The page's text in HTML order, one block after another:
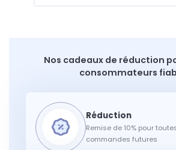
Nos cadeaux de réduction
consommateurs
Remise de 10% pour
commandes futures